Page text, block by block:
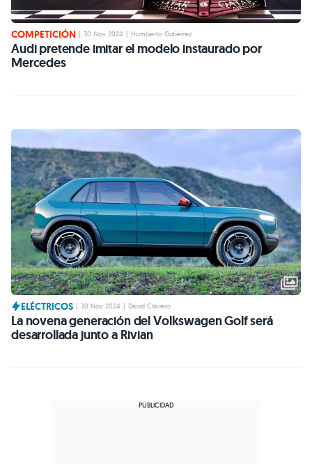
COMPETICIÓN 30 Nov 2024 Humberto Gutiérrez
Audi pretende imitar el modelo instaurado por
Mercedes
ELÉCTRICOS 30 Nov 2024 David Clavero
La novena generación del Volkswagen Golf será
desarrollada junto a Rivian